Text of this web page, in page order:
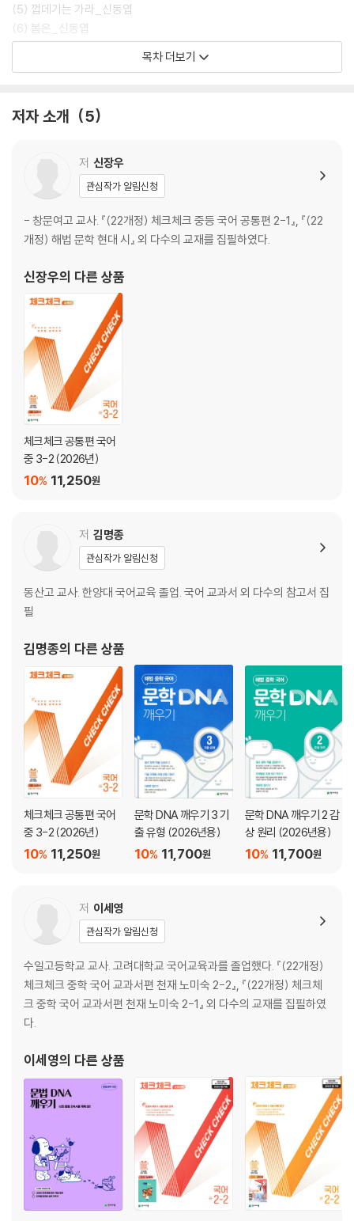
(5) 껍데기는 가라_신동엽
(6) 봄은_신동엽
(7) 가난한 사랑 노래_신경림
(1) 길모퉁이에서 만난 사람_양귀자
(3) 수난이대_하근찬
(4) 노새 두 마리_최일남
(5) 박씨전_작자미상
(6) 연_이청준
(1) 오아시스 세탁소 습격 사건_김정숙
(1) 그림엽서_곽재구
(2) 실수_나희덕
01 관점과 해석
소망과 믿음의 노래
02 문제 해결하며 읽기
느림보 나무늘보의 역발상 생존법·블루 오션 전략
02 문장의 짜임과 양상
03 통일 시대의 국어
4. 듣기·말하기·쓰기
01 토론하기
우리 사회에 동물원은 필요한가
02 설득 전략 비판적으로 분석하며 듣기
나에게는 꿈이 있습니다.
5. 쓰기
01 주장하는 글 쓰기
02 문제 해결하며 쓰기
목차 더보기
저자 소개 5
저 신장우
관심작가 알림신청
- 창문여고 교사. 『(22개정) 체크체크 중등 국어 공통편 2-1』, 『(22
개정) 해법 문학 현대 시』 외 다수의 교재를 집필하였다.
신장우의 다른 상품
체크체크 공통편 국어
중 3-2 (2026년)
11,250원
10%
저 김명종
관심작가 알림신청
동산고 교사. 한양대 국어교육 졸업. 국어 교과서 외 다수의 참고서 집
필
김명종의 다른 상품
체크체크 공통편 국어
중 3-2 (2026년)
11,250원
10%
문학 DNA 깨우기 3 기
출 유형 (2026년용)
11,700원
10%
문학 DNA 깨우기 2 감
상 원리 (2026년용)
11,700원
10%
저 이세영
관심작가 알림신청
수일고등학교 교사. 고려대학교 국어교육과를 졸업했다. 『(22개정)
체크체크 중학 국어 교과서편 천재 노미숙 2-2』, 『(22개정) 체크체
크 중학 국어 교과서편 천재 노미숙 2-1』 외 다수의 교재를 집필하였
다.
이세영의 다른 상품